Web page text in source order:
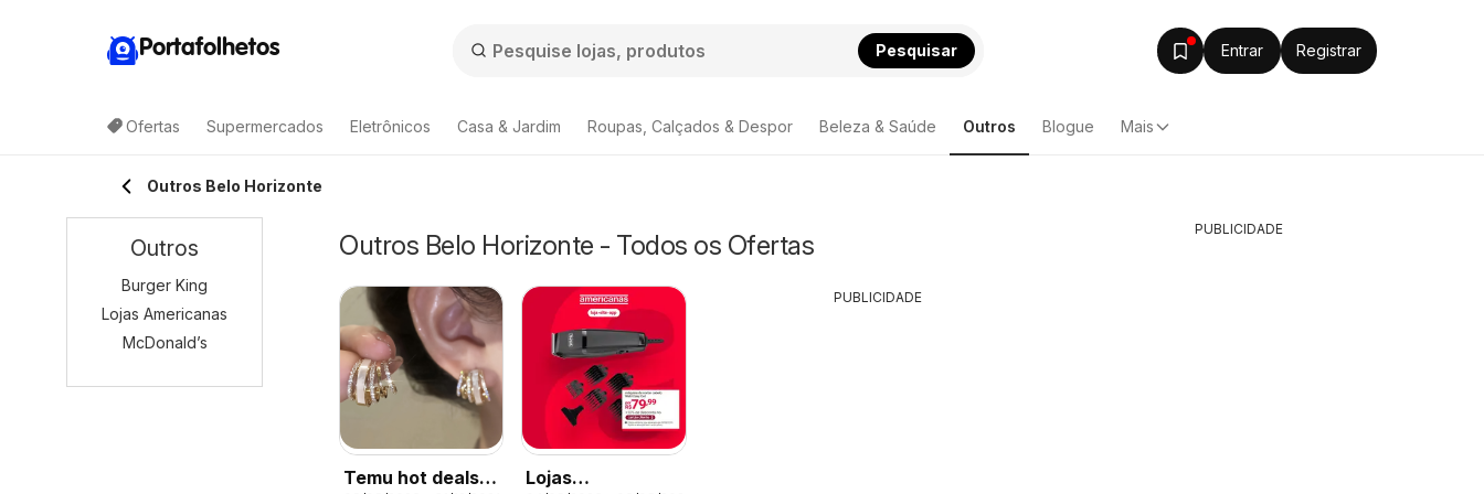
Portafolhetos Pesquisar Entrar Registrar
Ofertas Supermercados Eletrônicos Casa & Jardim Roupas, Calçados & Despor Beleza & Saúde Outros Blogue Mais
Outros Belo Horizonte
Outros Belo Horizonte - Todos os Ofertas
Temu hot deals –
Lojas
PUBLICIDADE
Outros
Burger King
Lojas Americanas
McDonald’s
PUBLICIDADE